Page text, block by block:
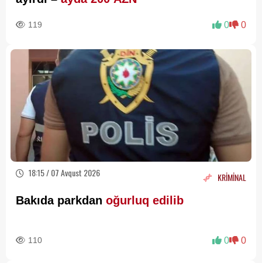
119 0 0
18:15 / 07 Avqust 2026 KRİMİNAL
Bakıda parkdan oğurluq edilib
110 0 0